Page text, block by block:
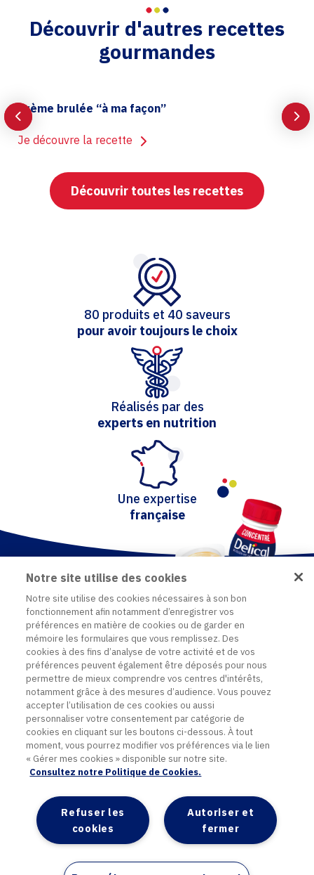
Découvrir d'autres recettes
gourmandes
Crème brulée “à ma façon”
Je découvre la recette
Découvrir toutes les recettes
80 produits et 40 saveurs
pour avoir toujours le choix
Réalisés par des
experts en nutrition
Une expertise
française
Contact
Plan du site
Mentions légales
Politique de données personnelles
Accessibilité
Paramétrer mon consentement
Notre site utilise des cookies
Notre site utilise des cookies nécessaires à son bon
fonctionnement afin notamment d’enregistrer vos
préférences en matière de cookies ou de garder en
mémoire les formulaires que vous remplissez. Des
cookies à des fins d’analyse de votre activité et de vos
préférences peuvent également être déposés pour nous
permettre de mieux comprendre vos centres d'intérêts,
notamment grâce à des mesures d’audience. Vous pouvez
accepter l’utilisation de ces cookies ou aussi
personnaliser votre consentement par catégorie de
cookies en cliquant sur les boutons ci-dessous. À tout
moment, vous pourrez modifier vos préférences via le lien
« Gérer mes cookies » disponible sur notre site.
Consultez notre Politique de Cookies.
Autoriser et
fermer
Refuser les
cookies